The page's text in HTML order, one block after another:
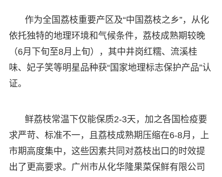
作为全国荔枝重要产区及“中国荔枝之乡”，从化
依托独特的地理环境和气候条件，荔枝成熟期较晚
（6月下旬至8月上旬），其中井岗红糯、流溪桂
味、妃子笑等明星品种获“国家地理标志保护产品”认
证。
鲜荔枝常温下仅能保质2-3天，加之各国检疫要
求严苛、标准不一，且荔枝成熟期压缩在6-8月，上
市期高度集中，这些因素共同对荔枝出口的时效提
出了更高要求。广州市从化华隆果菜保鲜有限公司